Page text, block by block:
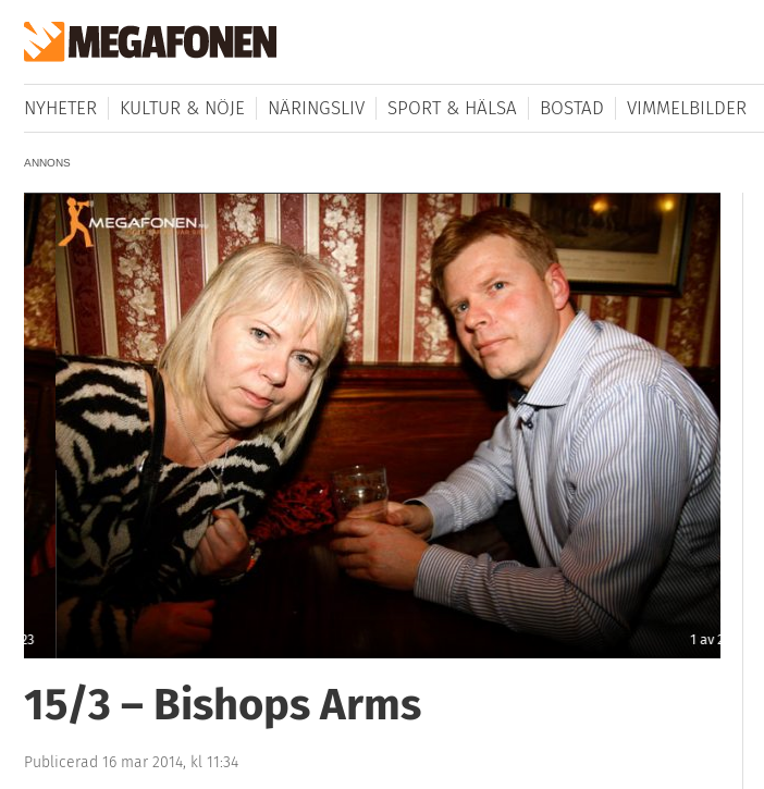
NYHETER KULTUR & NÖJE NÄRINGSLIV SPORT & HÄLSA BOSTAD VIMMELBILDER
ANNONS
23
15/3 – Bishops Arms
Publicerad 16 mar 2014, kl 11:34